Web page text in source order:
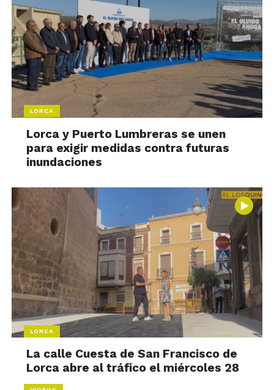
LORCA
Lorca y Puerto Lumbreras se unen
para exigir medidas contra futuras
inundaciones
LORCA
La calle Cuesta de San Francisco de
Lorca abre al tráfico el miércoles 28